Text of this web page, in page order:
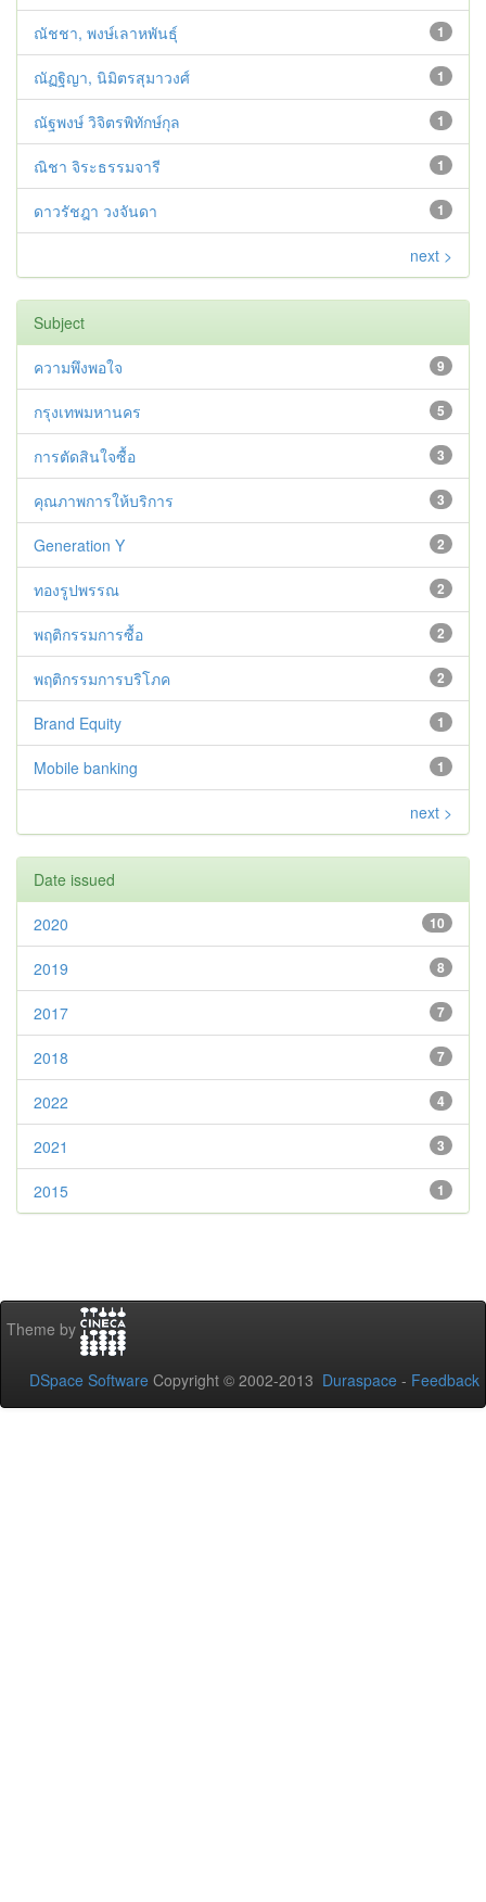
1
ณัชชา, พงษ์เลาหพันธุ์
1
ณัฏฐิญา, นิมิตรสุมาวงศ์
1
ณัฐพงษ์ วิจิตรพิทักษ์กุล
1
ณิชา จิระธรรมจารี
1
ดาวรัชฎา วงจันดา
next >
Subject
9
ความพึงพอใจ
5
กรุงเทพมหานคร
3
การตัดสินใจซื้อ
3
คุณภาพการให้บริการ
2
Generation Y
2
ทองรูปพรรณ
2
พฤติกรรมการซื้อ
2
พฤติกรรมการบริโภค
1
Brand Equity
1
Mobile banking
next >
Date issued
10
2020
8
2019
7
2017
7
2018
4
2022
3
2021
1
2015
Theme by
DSpace Software Copyright © 2002-2013 Duraspace - Feedback